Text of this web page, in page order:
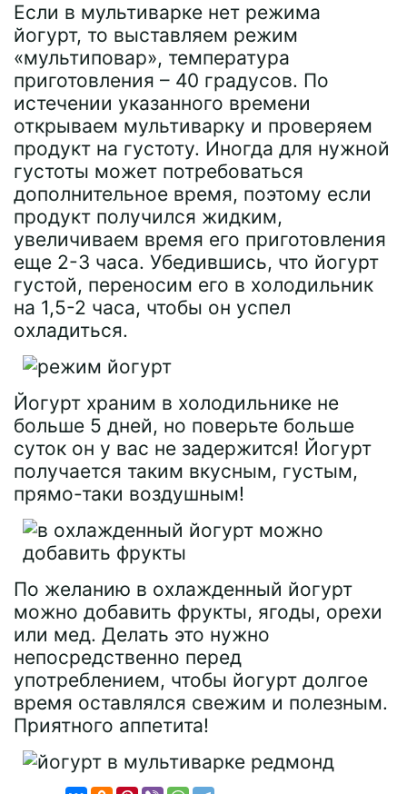
Если в мультиварке нет режима
йогурт, то выставляем режим
«мультиповар», температура
приготовления – 40 градусов. По
истечении указанного времени
открываем мультиварку и проверяем
продукт на густоту. Иногда для нужной
густоты может потребоваться
дополнительное время, поэтому если
продукт получился жидким,
увеличиваем время его приготовления
еще 2-3 часа. Убедившись, что йогурт
густой, переносим его в холодильник
на 1,5-2 часа, чтобы он успел
охладиться.
Йогурт храним в холодильнике не
больше 5 дней, но поверьте больше
суток он у вас не задержится! Йогурт
получается таким вкусным, густым,
прямо-таки воздушным!
По желанию в охлажденный йогурт
можно добавить фрукты, ягоды, орехи
или мед. Делать это нужно
непосредственно перед
употреблением, чтобы йогурт долгое
время оставлялся свежим и полезным.
Приятного аппетита!